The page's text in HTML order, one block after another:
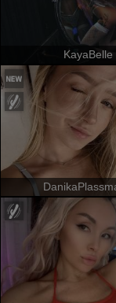
KayaBelle